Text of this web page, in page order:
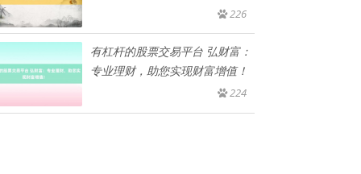
226
有杠杆的股票交易平台 弘财富：
专业理财，助您实现财富增值！
224